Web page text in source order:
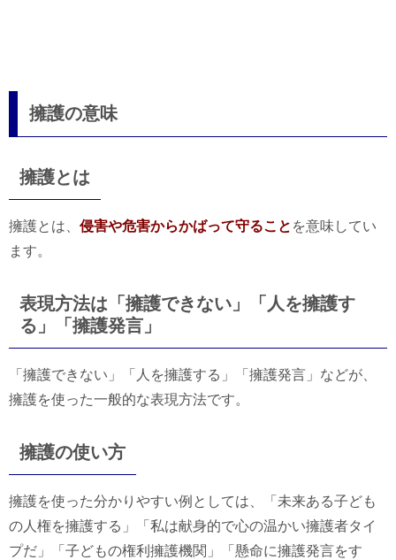
擁護の意味
擁護とは
擁護とは、 侵害や危害からかばって守ること を意味してい
ます。
表現方法は「擁護できない」「人を擁護す
る」「擁護発言」
「擁護できない」「人を擁護する」「擁護発言」などが、
擁護を使った一般的な表現方法です。
擁護の使い方
擁護を使った分かりやすい例としては、「未来ある子ども
の人権を擁護する」「私は献身的で心の温かい擁護者タイ
プだ」「子どもの権利擁護機関」「懸命に擁護発言をす